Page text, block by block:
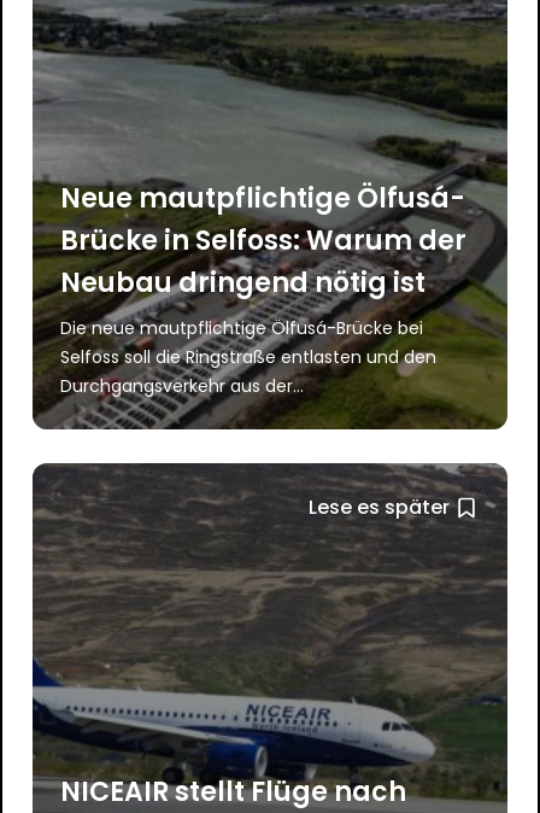
Neue mautpflichtige Ölfusá-
Brücke in Selfoss: Warum der
Neubau dringend nötig ist
Die neue mautpflichtige Ölfusá-Brücke bei
Selfoss soll die Ringstraße entlasten und den
Durchgangsverkehr aus der...
Lese es später
NICEAIR stellt Flüge nach